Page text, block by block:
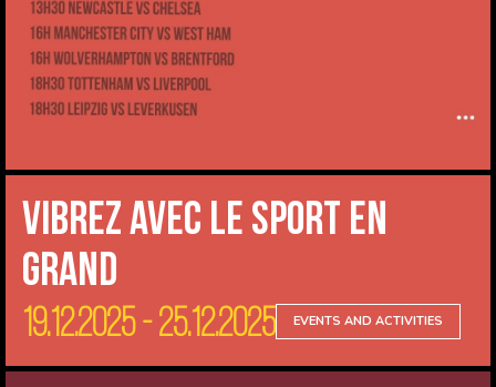
Vibrez avec le sport en
Grand
19.12.2025 - 25.12.2025 EVENTS AND ACTIVITIES